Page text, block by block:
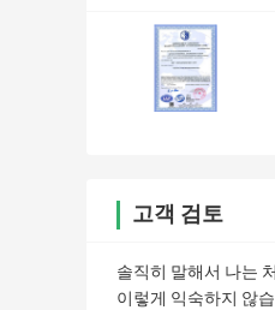
고객 검토
솔직히 말해서 나는
이렇게 익숙하지 않